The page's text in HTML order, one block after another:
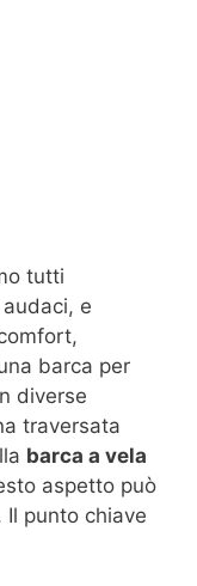
tutti
e
barca per
diverse
traversata
barca a vela
aspetto può
Il punto chiave